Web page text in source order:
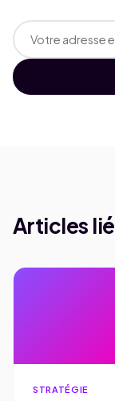
Articles
STRATÉGIE